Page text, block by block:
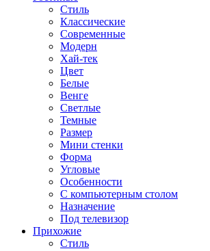
Стиль
Классические
Современные
Модерн
Хай-тек
Цвет
Белые
Венге
Светлые
Темные
Размер
Мини стенки
Форма
Угловые
Особенности
С компьютерным столом
Назначение
Под телевизор
Прихожие
Стиль